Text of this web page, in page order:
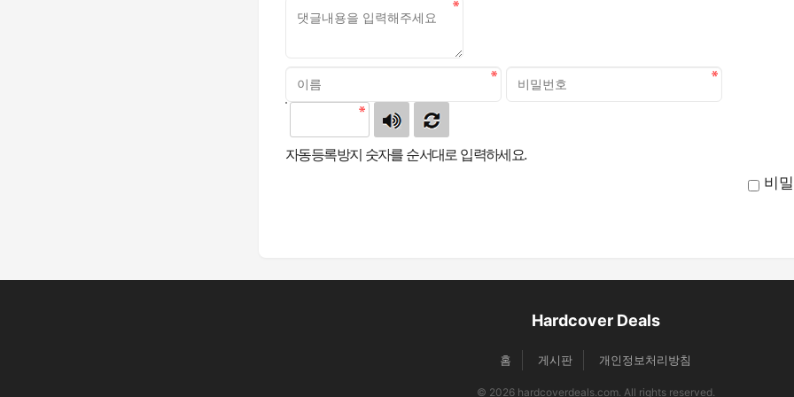
자동등록방지 숫자를 순서대로 입력하세요.
비
Hardcover Deals
홈 게시판 개인정보처리방침
© 2026 hardcoverdeals.com. All rights reserved.